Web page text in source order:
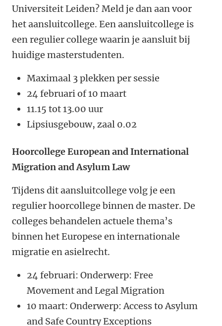
Universiteit Leiden? Meld je dan aan voor
het aansluitcollege. Een aansluitcollege is
een regulier college waarin je aansluit bij
huidige masterstudenten.
Maximaal 3 plekken per sessie
24 februari of 10 maart
11.15 tot 13.00 uur
Lipsiusgebouw, zaal 0.02
Hoorcollege European and International
Migration and Asylum Law
Tijdens dit aansluitcollege volg je een
regulier hoorcollege binnen de master. De
colleges behandelen actuele thema’s
binnen het Europese en internationale
migratie en asielrecht.
24 februari: Onderwerp: Free
Movement and Legal Migration
10 maart: Onderwerp: Access to Asylum
and Safe Country Exceptions